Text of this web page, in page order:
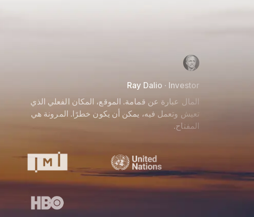
Ray Dalio · Investor
المال عبارة عن قمامة. الموقع، المكان الفعلي الذي
تعيش وتعمل فيه، يمكن أن يكون خطرًا. المرونة هي
المفتاح.